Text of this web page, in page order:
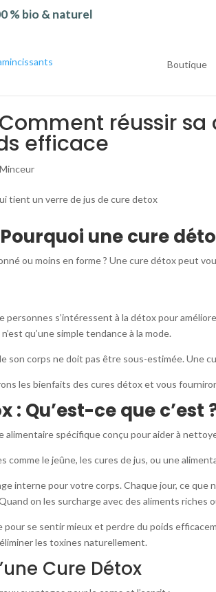
bio & naturel
Boutique
réussir
efficace
Minceur
une cure
ou moins en forme ? Une cure détox peut
personnes s’intéressent à la détox pour
qu’une simple tendance à la mode.
son corps ne doit pas être sous-estimée.
les bienfaits des cures détox et vous
: Qu’est-ce que c’est
alimentaire spécifique conçu pour aider à
comme le jeûne, les cures de jus, ou une
interne pour votre corps. Chaque jour, ce que
on les surcharge avec des aliments
se sentir mieux et perdre du poids
les toxines naturellement.
Cure Détox